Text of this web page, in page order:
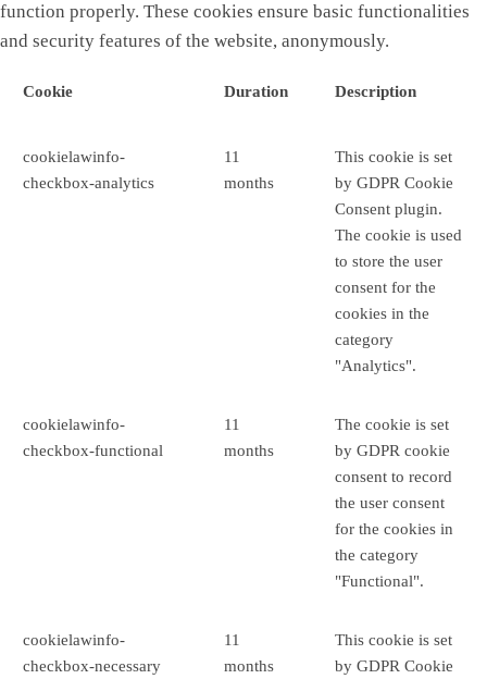
function properly. These cookies ensure basic functionalities
and security features of the website, anonymously.
Cookie Duration Description
cookielawinfo-
checkbox-analytics
11
months
This cookie is set
by GDPR Cookie
Consent plugin.
The cookie is used
to store the user
consent for the
cookies in the
category
"Analytics".
cookielawinfo-
checkbox-functional
11
months
The cookie is set
by GDPR cookie
consent to record
the user consent
for the cookies in
the category
"Functional".
cookielawinfo-
checkbox-necessary
11
months
This cookie is set
by GDPR Cookie